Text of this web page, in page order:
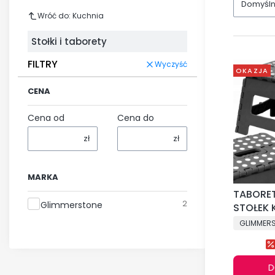
Wróć do: Kuchnia
Stołki i taborety
FILTRY Wyczyść
CENA
Cena od
zł
Cena do
zł
MARKA
Marka
Glimmerstone 2
OKAZJA
STOŁEK